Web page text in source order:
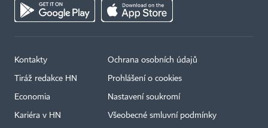
Kontakty
Tiráž redakce HN
Economia
Kariéra v HN
Ochrana osobních údajů
Prohlášení o cookies
Nastavení soukromí
Všeobecné smluvní podmínky